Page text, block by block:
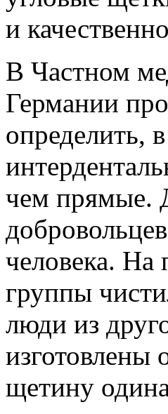
и
В Частном
Германии
определить,
чем прямые.
человека. На
группы
люди из
изготовлены
щетину